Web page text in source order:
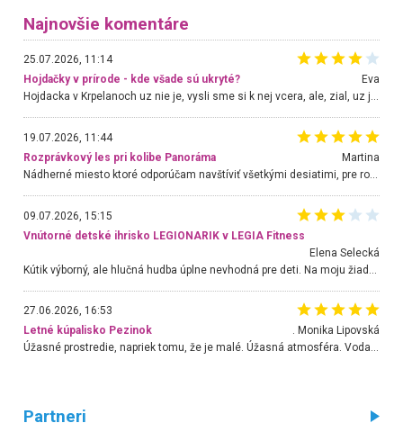
Najnovšie komentáre
25.07.2026, 11:14
Hojdačky v prírode - kde všade sú ukryté?
Eva
Hojdacka v Krpelanoch uz nie je, vysli sme si k nej vcera, ale, zial, uz je znicena. Ak sem planujete cestu len kvoli hojdacke, mozete si ju usetrit. Krasny vyhlad je tu vsak aj bez hojdacky :-)
19.07.2026, 11:44
Rozprávkový les pri kolibe Panoráma
Martina
Nádherné miesto ktoré odporúčam navštíviť všetkými desiatimi, pre rodiny s deťmi, dôchodcom... Proste a jednoducho ozaj rozprávkový les.. určite ešte prídeme. Odniesli sme si na pamiatku krásne tričká,
09.07.2026, 15:15
Vnútorné detské ihrisko LEGIONARIK v LEGIA Fitness
Elena Selecká
27.06.2026, 16:53
Letné kúpalisko Pezinok
. Monika Lipovská
Úžasné prostredie, napriek tomu, že je malé. Úžasná atmosféra. Voda fantastická a nádherná. Ľudí je pomerne veľa, ale su mili a ohľaduplní. Je veľmi zaujímavé sledovať, ako dokážu spolu športovať cudzí ľudia a bez ohľadu na vek. Vládne tu pohoda. Vnuka neviem dostať z vody. Ďakujem za krásny deň . Urcite sa sem vrátim. Jediný problém je s parkovaním, ale aj ten sa mi podarilo vyriešiť. Monika Bratislava
Partneri